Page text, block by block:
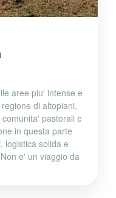
aree piu' intense e
di altopiani,
pastorali e
in questa parte
logistica solida e
e' un viaggio da